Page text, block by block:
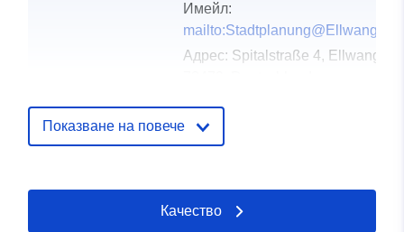
Имейл:
Адрес: Spitalstraße 4, Ellwangen,
http://www.ellwangen.de
запис:
February 2026
Актуализирана на
Показване на повече
Качество